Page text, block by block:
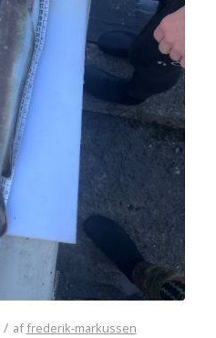
/ affrederik-markussen